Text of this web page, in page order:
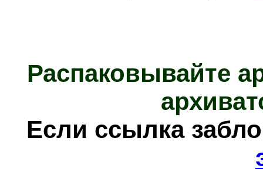
Распаковывайте
Если ссылка